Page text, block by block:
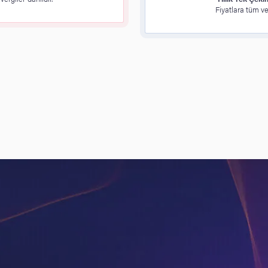
Fiyatlara tüm